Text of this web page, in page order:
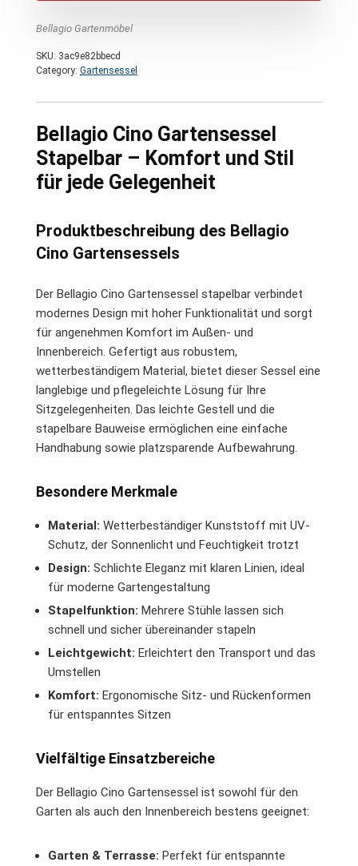
Bellagio Gartenmöbel
SKU: 3ac9e82bbecd
Category: Gartensessel
Bellagio Cino Gartensessel
Stapelbar – Komfort und Stil
für jede Gelegenheit
Produktbeschreibung des Bellagio
Cino Gartensessels
Der Bellagio Cino Gartensessel stapelbar verbindet
modernes Design mit hoher Funktionalität und sorgt
für angenehmen Komfort im Außen- und
Innenbereich. Gefertigt aus robustem,
wetterbeständigem Material, bietet dieser Sessel eine
langlebige und pflegeleichte Lösung für Ihre
Sitzgelegenheiten. Das leichte Gestell und die
stapelbare Bauweise ermöglichen eine einfache
Handhabung sowie platzsparende Aufbewahrung.
Besondere Merkmale
Material: Wetterbeständiger Kunststoff mit UV-
Schutz, der Sonnenlicht und Feuchtigkeit trotzt
Design: Schlichte Eleganz mit klaren Linien, ideal
für moderne Gartengestaltung
Stapelfunktion: Mehrere Stühle lassen sich
schnell und sicher übereinander stapeln
Leichtgewicht: Erleichtert den Transport und das
Umstellen
Komfort: Ergonomische Sitz- und Rückenformen
für entspanntes Sitzen
Vielfältige Einsatzbereiche
Der Bellagio Cino Gartensessel ist sowohl für den
Garten als auch den Innenbereich bestens geeignet:
Garten & Terrasse: Perfekt für entspannte